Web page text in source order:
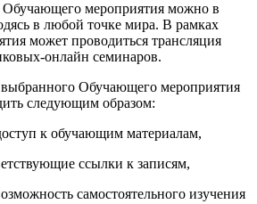
Обучающего мероприятия можно в
в любой точке мира. В рамках
может проводиться трансляция
онлайн семинаров.
Обучающего мероприятия
следующим образом:
к обучающим материалам,
ссылки к записям,
самостоятельного изучения